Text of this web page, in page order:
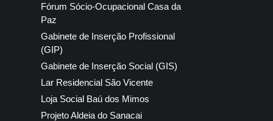
Fórum Sócio-Ocupacional Casa da
Paz
Gabinete de Inserção Profissional
(GIP)
Gabinete de Inserção Social (GIS)
Lar Residencial São Vicente
Loja Social Baú dos Mimos
Projeto Aldeia do Sanacai